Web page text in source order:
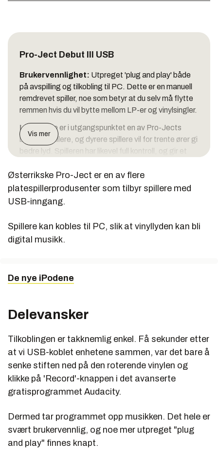
Pro-Ject Debut III USB
Brukervennlighet: Utpreget 'plug and play' både
på avspilling og tilkobling til PC. Dette er en manuell
remdrevet spiller, noe som betyr at du selv må flytte
remmen hvis du vil bytte mellom LP-er og vinylsingler.
Lyd:
Dette er i utgangspunktet en av Pro-Jects
billigste spillere, og dyrere spillere vil for trente ører gi
bedre lyd. Spilleren har likevel full kontroll, og gir et
egenskapene preger også lydfilene.
Pris:3800 kroner. Spilleren har innebygget
platespillerforsterker (RIAA-trinn) i tillegg til USB-
nesten 4000 kroner.
Karakter:5.
Brukervennlighet:
tungrodd.
Funksjoner: Automatisk sporinndeling fungerer ikke
optimalt, men du kan heldigvis gjøre det manuelt. Du
kan redigere ID3-tagger, fjerne støy og justere
lydbildet. Du kan også ta opp lyd ved hjelp av
mikrofon.
kildekode. Vi applauderer.
Karakter:4.
Vis mer
Østerrikske Pro-Ject er en av flere
platespillerprodusenter som tilbyr spillere med
USB-inngang.
Spillere kan kobles til PC, slik at vinyllyden kan bli
digital musikk.
De nye iPodene
Delevansker
Tilkoblingen er takknemlig enkel. Få sekunder etter
at vi USB-koblet enhetene sammen, var det bare å
senke stiften ned på den roterende vinylen og
klikke på 'Record'-knappen i det avanserte
gratisprogrammet Audacity.
Dermed tar programmet opp musikken. Det hele er
svært brukervennlig, og noe mer utpreget "plug
and play" finnes knapt.